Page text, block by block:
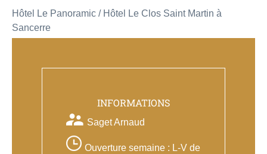
Hôtel Le Panoramic / Hôtel Le Clos Saint Martin à
Sancerre
INFORMATIONS
Saget Arnaud
Ouverture semaine : L-V de